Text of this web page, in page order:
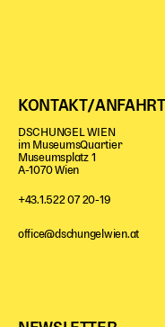
Künstler*innen
Bühnen + Studios
Partner*innen
SERVICE
KONTAKT/ANFAHRT
DSCHUNGEL WIEN
im MuseumsQuartier
Museumsplatz 1
A-1070 Wien
+43.1.522 07 20-19
office@dschungelwien.at